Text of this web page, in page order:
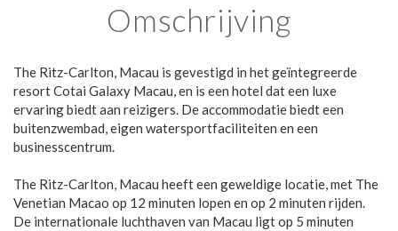
Omschrijving
The Ritz-Carlton, Macau is gevestigd in het geïntegreerde
resort Cotai Galaxy Macau, en is een hotel dat een luxe
ervaring biedt aan reizigers. De accommodatie biedt een
buitenzwembad, eigen watersportfaciliteiten en een
businesscentrum.
The Ritz-Carlton, Macau heeft een geweldige locatie, met The
Venetian Macao op 12 minuten lopen en op 2 minuten rijden.
De internationale luchthaven van Macau ligt op 5 minuten